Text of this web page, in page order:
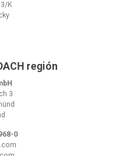
K
región
3
0